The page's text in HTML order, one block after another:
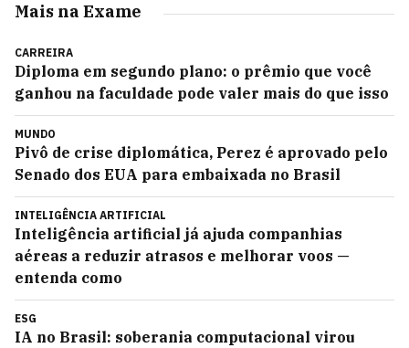
Mais na Exame
CARREIRA
Diploma em segundo plano: o prêmio que você
ganhou na faculdade pode valer mais do que isso
MUNDO
Pivô de crise diplomática, Perez é aprovado pelo
Senado dos EUA para embaixada no Brasil
INTELIGÊNCIA ARTIFICIAL
Inteligência artificial já ajuda companhias
aéreas a reduzir atrasos e melhorar voos —
entenda como
ESG
IA no Brasil: soberania computacional virou